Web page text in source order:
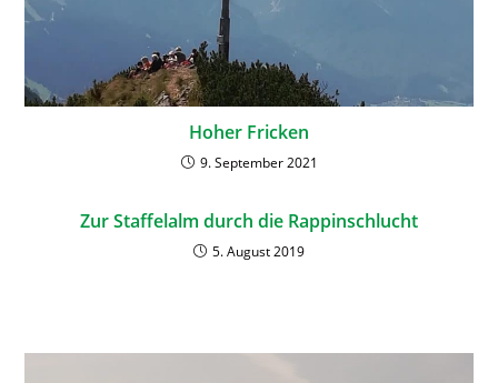
Hoher Fricken
9. September 2021
Zur Staffelalm durch die Rappinschlucht
5. August 2019